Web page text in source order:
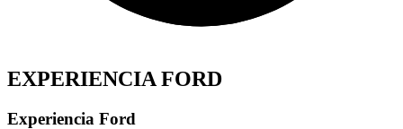
EXPERIENCIA FORD
Experiencia Ford